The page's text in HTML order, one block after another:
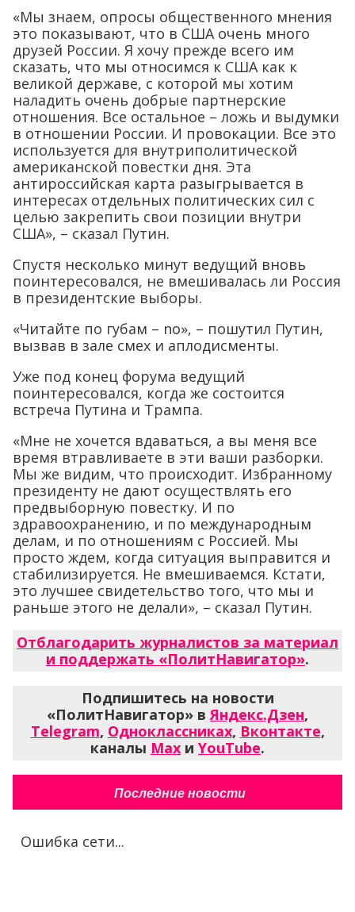
«Мы знаем, опросы общественного мнения
это показывают, что в США очень много
друзей России. Я хочу прежде всего им
сказать, что мы относимся к США как к
великой державе, с которой мы хотим
наладить очень добрые партнерские
отношения. Все остальное – ложь и выдумки
в отношении России. И провокации. Все это
используется для внутриполитической
американской повестки дня. Эта
антироссийская карта разыгрывается в
интересах отдельных политических сил с
целью закрепить свои позиции внутри
США», – сказал Путин.
Спустя несколько минут ведущий вновь
поинтересовался, не вмешивалась ли Россия
в президентские выборы.
«Читайте по губам – no», – пошутил Путин,
вызвав в зале смех и аплодисменты.
Уже под конец форума ведущий
поинтересовался, когда же состоится
встреча Путина и Трампа.
«Мне не хочется вдаваться, а вы меня все
время втравливаете в эти ваши разборки.
Мы же видим, что происходит. Избранному
президенту не дают осуществлять его
предвыборную повестку. И по
здравоохранению, и по международным
делам, и по отношениям с Россией. Мы
просто ждем, когда ситуация выправится и
стабилизируется. Не вмешиваемся. Кстати,
это лучшее свидетельство того, что мы и
раньше этого не делали», – сказал Путин.
Отблагодарить журналистов за материал
и поддержать «ПолитНавигатор».
Подпишитесь на новости
«ПолитНавигатор» вЯндекс.Дзен,
Telegram, Одноклассниках, Вконтакте,
каналы Max и YouTube.
Последние новости
Ошибка сети...